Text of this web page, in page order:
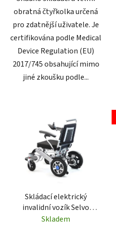
obratná čtyřkolka určená
pro zdatnější uživatele. Je
certifikována podle Medical
Device Regulation (EU)
2017/745 obsahující mimo
jiné zkoušku podle...
Skládací elektrický
invalidní vozík Selvo
i4500
Skladem